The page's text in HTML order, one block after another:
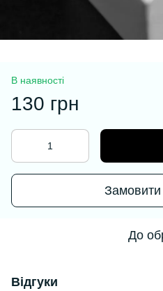
В наявності
130 грн
До
Відгуки